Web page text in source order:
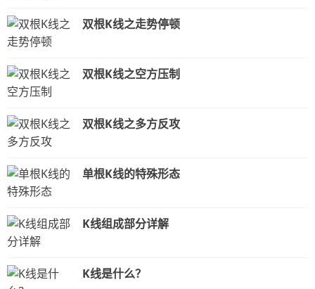
双根K线之走势停顿
双根K线之空方压制
双根K线之多方反攻
单根K线的特殊形态
K线组成部分详解
K线是什么？